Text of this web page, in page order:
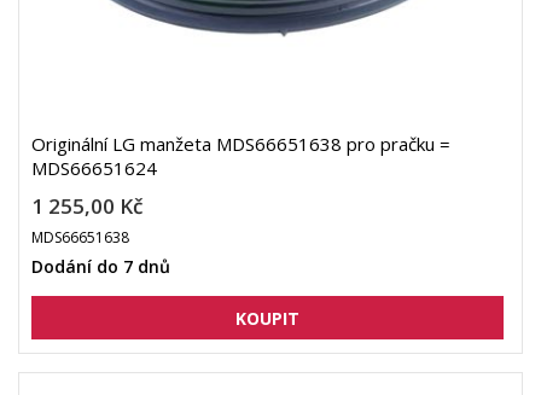
Originální LG manžeta MDS66651638 pro pračku =
MDS66651624
1 255,00 Kč
MDS66651638
Dodání do 7 dnů